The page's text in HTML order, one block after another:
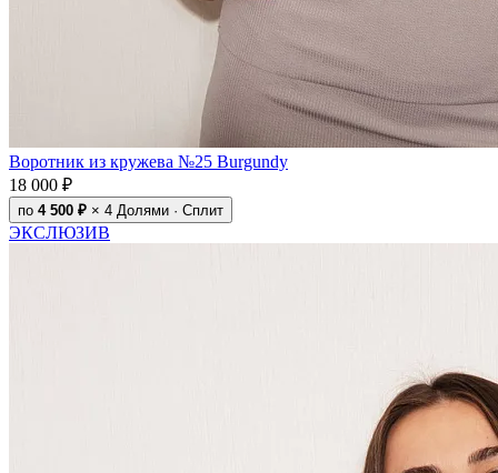
Воротник из кружева №25 Burgundy
18 000 ₽
по 4 500 ₽ × 4 Долями · Сплит
ЭКСЛЮЗИВ